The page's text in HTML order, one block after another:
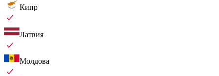
Кипр
Латвия
Молдова